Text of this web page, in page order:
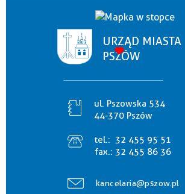
URZĄD MIASTA
PSZÓW
ul. Pszowska 534
44-370 Pszów
tel.: 32 455 95 51
fax.: 32 455 86 36
kancelaria@pszow.pl